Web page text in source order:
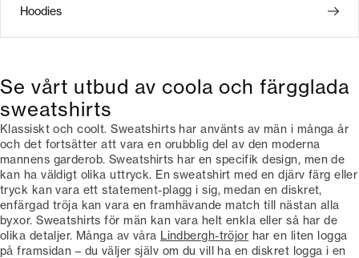
Hoodies
Se vårt utbud av coola och färgglada
sweatshirts
Klassiskt och coolt. Sweatshirts har använts av män i många år
och det fortsätter att vara en orubblig del av den moderna
mannens garderob. Sweatshirts har en specifik design, men de
kan ha väldigt olika uttryck. En sweatshirt med en djärv färg eller
tryck kan vara ett statement-plagg i sig, medan en diskret,
enfärgad tröja kan vara en framhävande match till nästan alla
byxor. Sweatshirts för män kan vara helt enkla eller så har de
olika detaljer. Många av våra Lindbergh-tröjor har en liten logga
på framsidan – du väljer själv om du vill ha en diskret logga i en